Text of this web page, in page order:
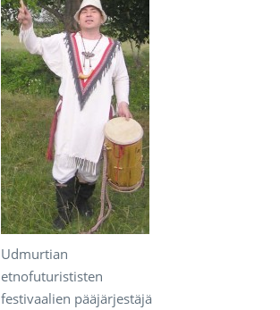
Udmurtian
etnofuturististen
festivaalien pääjärjestäjä